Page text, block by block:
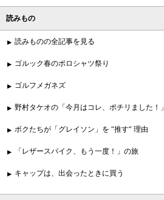
読みもの
読みものの全記事を見る
ゴルック春のポロシャツ祭り
ゴルフメガネズ
野村タケオの「今月はコレ、ポチリました！」
ボクたちが「グレイソン」を “推す” 理由
「レザースパイク、もう一度！」の旅
キャップは、出会ったときに買う